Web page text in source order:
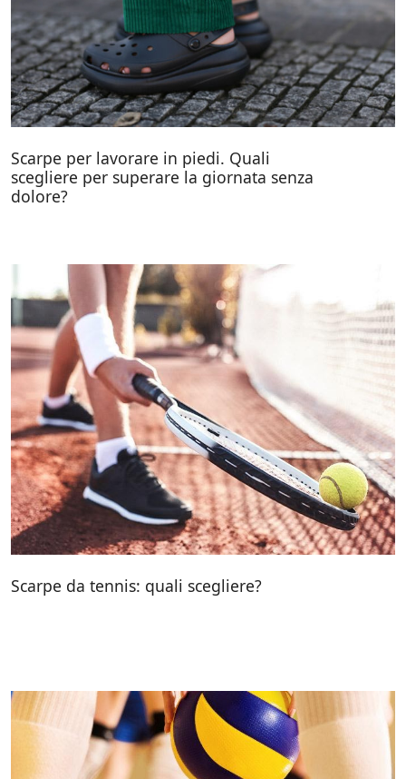
Scarpe per lavorare in piedi. Quali
scegliere per superare la giornata senza
dolore?
Scarpe da tennis: quali scegliere?